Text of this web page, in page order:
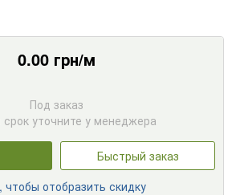
0.00грн/м
Под заказ
срок уточните у менеджера
Быстрый заказ
чтобы отобразить скидку